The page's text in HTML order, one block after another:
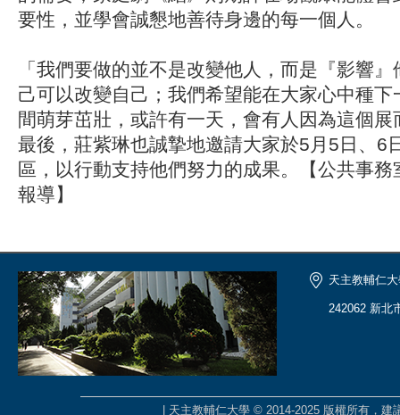
要性，並學會誠懇地善待身邊的每一個人。
「我們要做的並不是改變他人，而是『影響
己可以改變自己；我們希望能在大家心中種
間萌芽茁壯，或許有一天，會有人因為這個
最後，莊紫琳也誠摯地邀請大家於5月5日、6
區，以行動支持他們努力的成果。【公共事
報導】
天主教輔仁
242062 新北
| 天主教輔仁大學 © 2014-2025 版權所有，